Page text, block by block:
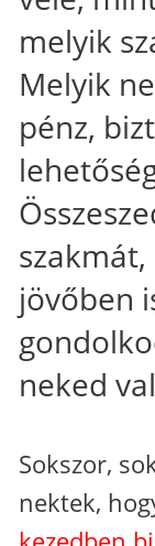
melyik
Melyik
pénz,
jövőben
neked
Sokszor,
nektek,